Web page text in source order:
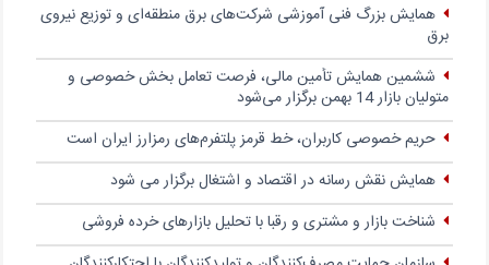
همایش بزرگ فنی آموزشی شرکت‌های برق منطقه‌ای و توزیع نیروی
برق
ششمین همایش تأمین مالی، فرصت تعامل بخش خصوصی و
متولیان بازار 14 بهمن برگزار می‌شود
حریم خصوصی کاربران، خط قرمز پلتفرم‌های رمزارز ایران است
همایش نقش رسانه در اقتصاد و اشتغال برگزار می شود
شناخت بازار و مشتری و رقبا با تحلیل بازارهای خرده فروشی